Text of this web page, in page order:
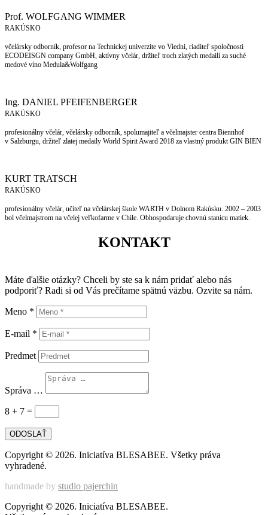
Prof. WOLFGANG WIMMER
RAKÚSKO
včelársky odborník, profesor na Technickej univerzite vo Viedni, riaditeľ spoločnosti
ECODEISGN company GmbH, aktívny včelár, držiteľ troch zlatých medailí za suché
medové víno Medula&Wolfgang
Ing. DANIEL PFEIFENBERGER
RAKÚSKO
profesionálny včelár, včelársky odborník, spolumajiteľ a včelmajster centra Biennhof
v Salzburgu, držiteľ zlatej medaily World Spirit Award 2018 za vlastný produkt GIN BIEN
KURT TRATSCH
RAKÚSKO
profesionálny včelár, učiteľ na včelárskej škole WARTH v Dolnom Rakúsku. 2002 – 2003
bol včelmajstrom na včelej veľkofarme v Chile. Obhospodaruje chovnú stanicu matiek.
KONTAKT
Máte ďalšie otázky? Chceli by ste sa k nám pridať alebo nás
podporiť? Radi si od Vás prečítame spätnú väzbu. Ozvite sa nám.
Meno *
E-mail *
Predmet
Správa …
8 + 7 =
ODOSLAŤ
Copyright © 2026. Iniciatíva BLESABEE. Všetky práva
vyhradené.
handmade by studio pajerchin
Copyright © 2026. Iniciatíva BLESABEE.